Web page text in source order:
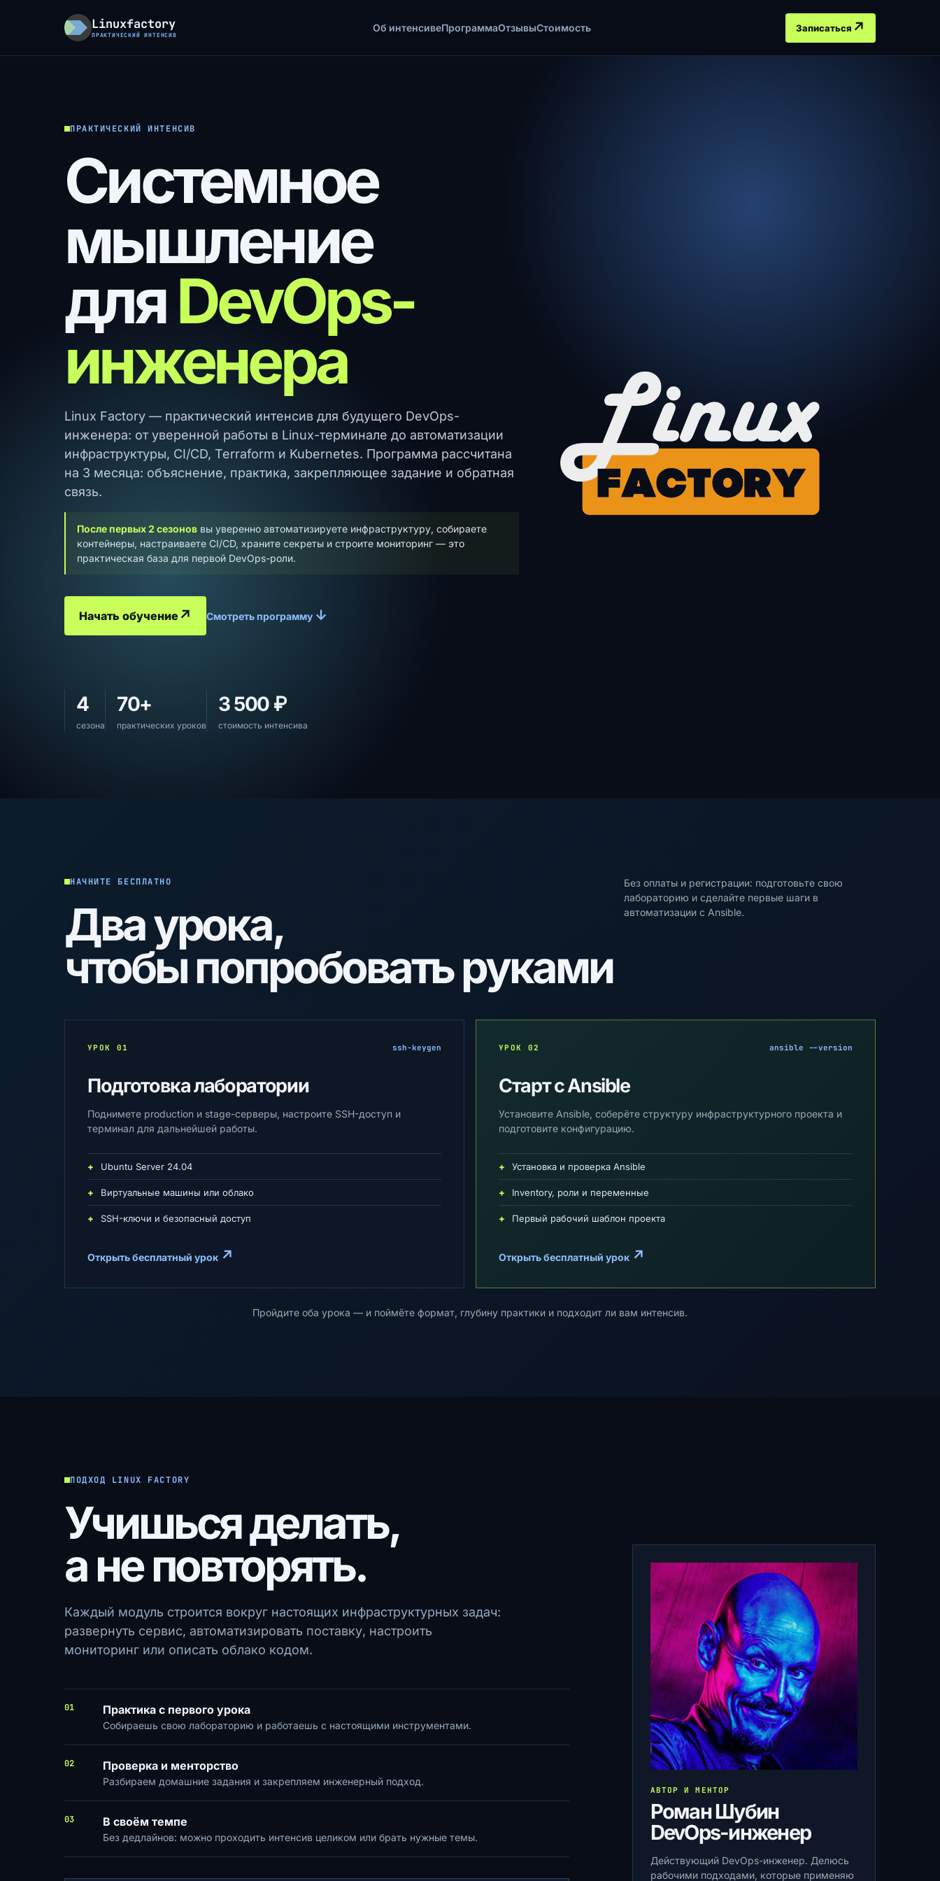
Linuxfactory
ПРАКТИЧЕСКИЙ ИНТЕНСИВ
Об интенсивеПрограммаОтзывыСтоимость Записаться ↗
ПРАКТИЧЕСКИЙ ИНТЕНСИВ
Системное
мышление
дляDevOps-
инженера
Linux Factory — практический интенсив для будущего DevOps-
инженера: от уверенной работы в Linux-терминале до автоматизации
инфраструктуры, CI/CD, Terraform и Kubernetes. Программа рассчитана
на 3 месяца: объяснение, практика, закрепляющее задание и обратная
связь.
После первых 2 сезонов вы уверенно автоматизируете инфраструктуру, собираете
контейнеры, настраиваете CI/CD, храните секреты и строите мониторинг — это
практическая база для первой DevOps-роли.
Начать обучение ↗ Смотреть программу ↓
4
сезона
70+
практических уроков
3 500 ₽
стоимость интенсива
НАЧНИТЕ БЕСПЛАТНО
Два урока,
чтобы попробовать руками
Без оплаты и регистрации: подготовьте свою
лабораторию и сделайте первые шаги в
автоматизации с Ansible.
УРОК 01 ssh-keygen
Подготовка лаборатории
Поднимете production и stage-серверы, настроите SSH-доступ и
терминал для дальнейшей работы.
Ubuntu Server 24.04
Виртуальные машины или облако
SSH-ключи и безопасный доступ
Открыть бесплатный урок ↗
УРОК 02 ansible --version
Старт с Ansible
Установите Ansible, соберёте структуру инфраструктурного проекта и
подготовите конфигурацию.
Установка и проверка Ansible
Inventory, роли и переменные
Первый рабочий шаблон проекта
Открыть бесплатный урок ↗
Пройдите оба урока — и поймёте формат, глубину практики и подходит ли вам интенсив.
ПОДХОД LINUX FACTORY
Учишься делать,
а не повторять.
Каждый модуль строится вокруг настоящих инфраструктурных задач:
развернуть сервис, автоматизировать поставку, настроить
мониторинг или описать облако кодом.
01 Практика с первого урока
Собираешь свою лабораторию и работаешь с настоящими инструментами.
02 Проверка и менторство
Разбираем домашние задания и закрепляем инженерный подход.
03 В своём темпе
Без дедлайнов: можно проходить интенсив целиком или брать нужные темы.
АВТОР И МЕНТОР
Роман Шубин
DevOps-инженер
Действующий DevOps-инженер. Делюсь
рабочими подходами, которые применяю